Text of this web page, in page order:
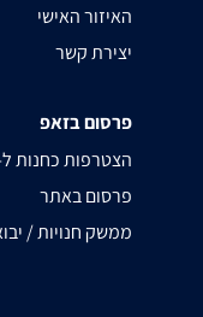
האיזור האישי
יצירת קשר
פרסום בזאפ
zap-הצטרפות כחנות ל
פרסום באתר
ממשק חנויות /